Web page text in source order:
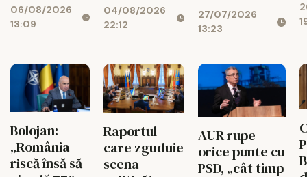
lui Nicușor
Dan
06/08/2026
13:09
Urbanismului
intră în
04/08/2026
22:12
banilor din
PNRR
27/07/2026
13:23
Bolojan:
„România
riscă însă să
Raportul
care zguduie
scena
AUR rupe
orice punte cu
PSD, „cât timp